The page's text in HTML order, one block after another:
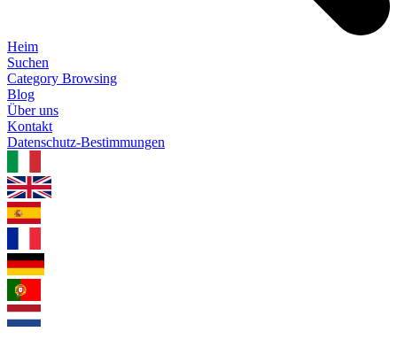
Heim
Suchen
Category Browsing
Blog
Über uns
Kontakt
Datenschutz-Bestimmungen